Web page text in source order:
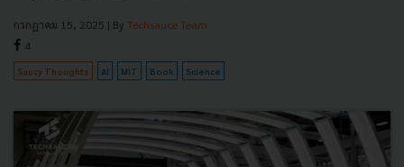
กรกฎาคม 15, 2025 | By Techsauce Team
4
Saucy Thoughts AI MIT Book Science